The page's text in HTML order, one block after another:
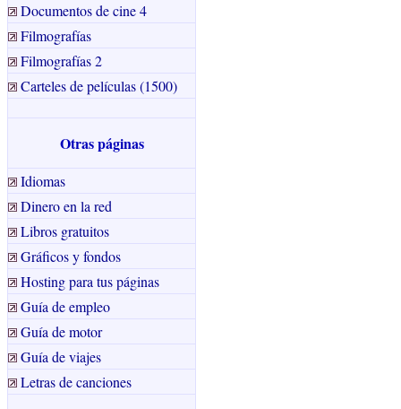
Documentos de cine 4
Filmografías
Filmografías 2
Carteles de películas (1500)
Otras páginas
Idiomas
Dinero en la red
Libros gratuitos
Gráficos y fondos
Hosting para tus páginas
Guía de empleo
Guía de motor
Guía de viajes
Letras de canciones